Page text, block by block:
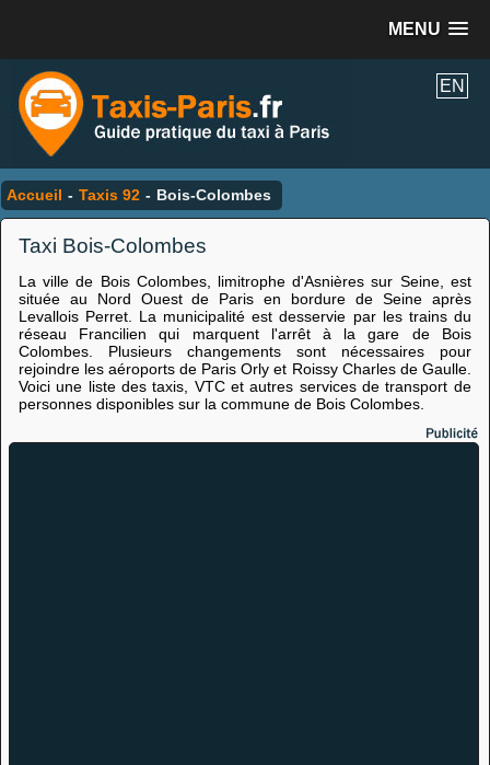
MENU
EN
Accueil - Taxis 92 - Bois-Colombes
Taxi Bois-Colombes
La ville de Bois Colombes, limitrophe d'Asnières sur Seine, est
située au Nord Ouest de Paris en bordure de Seine après
Levallois Perret. La municipalité est desservie par les trains du
réseau Francilien qui marquent l'arrêt à la gare de Bois
Colombes. Plusieurs changements sont nécessaires pour
rejoindre les aéroports de Paris Orly et Roissy Charles de Gaulle.
Voici une liste des taxis, VTC et autres services de transport de
personnes disponibles sur la commune de Bois Colombes.